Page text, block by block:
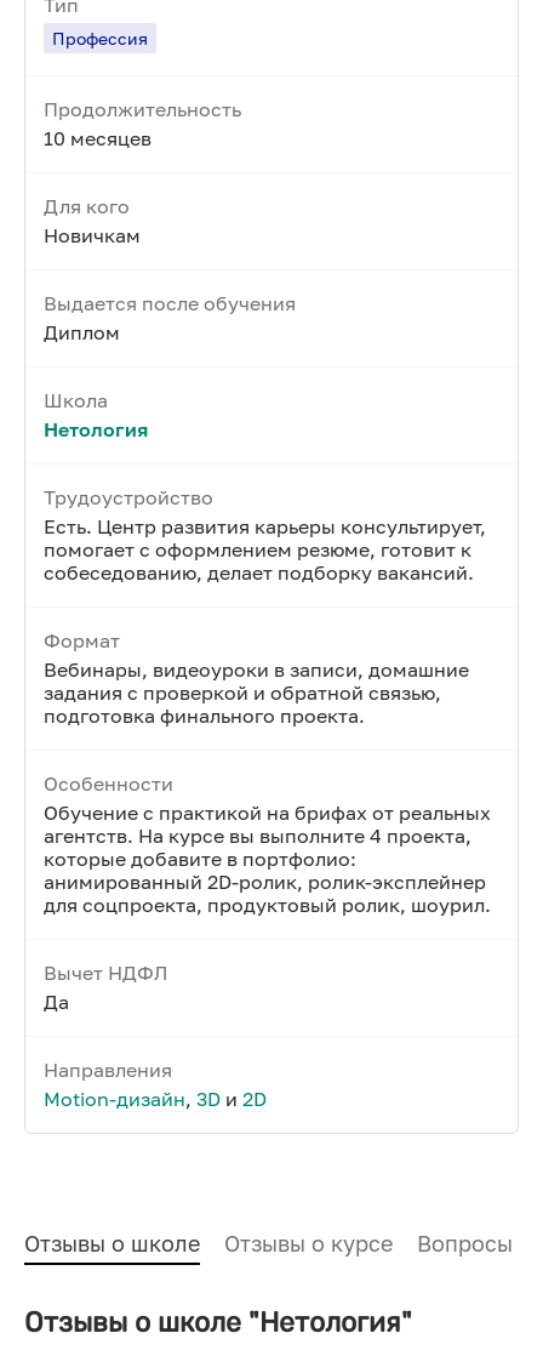
Тип
Профессия
Продолжительность
10 месяцев
Для кого
Новичкам
Выдается после обучения
Диплом
Школа
Нетология
Трудоустройство
Есть. Центр развития карьеры консультирует,
помогает с оформлением резюме, готовит к
собеседованию, делает подборку вакансий.
Формат
Вебинары, видеоуроки в записи, домашние
задания с проверкой и обратной связью,
подготовка финального проекта.
Особенности
Обучение с практикой на брифах от реальных
агентств. На курсе вы выполните 4 проекта,
которые добавите в портфолио:
анимированный 2D-ролик, ролик-эксплейнер
для соцпроекта, продуктовый ролик, шоурил.
Вычет НДФЛ
Да
Направления
Motion-дизайн, 3D и 2D
Отзывы о школе Отзывы о курсе Вопросы и
Отзывы о школе "Нетология"